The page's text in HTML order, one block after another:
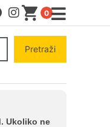
0
Pretraži
Ukoliko ne